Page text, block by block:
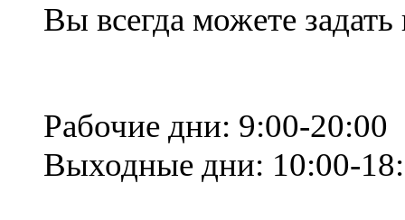
Вы всегда можете
Рабочие дни: 9:00-20:00
Выходные дни: 10:00-